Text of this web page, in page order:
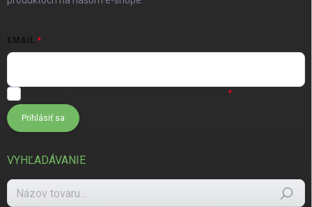
EMAIL
Prihlásiť sa
VYHĽADÁVANIE
Hľadať